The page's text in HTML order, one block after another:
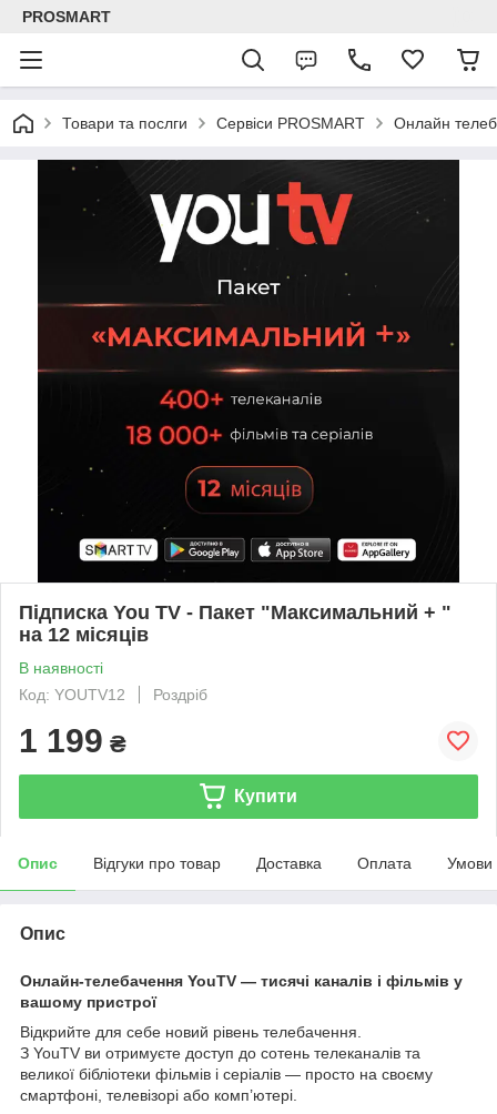
PROSMART
Товари та послги Сервіси PROSMART Онлайн
Підписка You TV - Пакет "Максимальний + "
на 12 місяців
В наявності
Код: YOUTV12
Роздріб
1 199 ₴
Купити
Опис Відгуки про товар Доставка Оплата Умови
Опис
Онлайн-телебачення YouTV — тисячі каналів і фільмів у
вашому пристрої
Відкрийте для себе новий рівень телебачення.
З YouTV ви отримуєте доступ до сотень телеканалів та
великої бібліотеки фільмів і серіалів — просто на своєму
смартфоні, телевізорі або комп’ютері.